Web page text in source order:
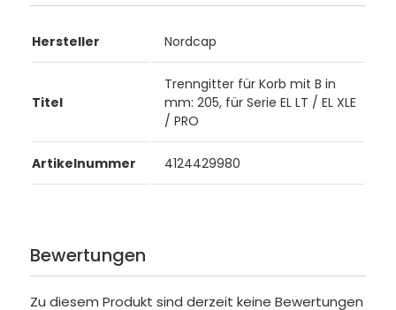
Hersteller Nordcap
Titel
Trenngitter für Korb mit B in
mm: 205, für Serie EL LT / EL XLE
/ PRO
Artikelnummer 4124429980
Bewertungen
Zu diesem Produkt sind derzeit keine Bewertungen